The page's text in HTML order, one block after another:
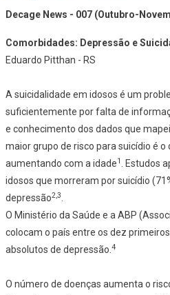
Decage News - 007 (Outubro-
Comorbidades: Depressão e
Eduardo Pitthan - RS
A suicidalidade em idosos é um
suficientemente por falta de
e conhecimento dos dados que
maior grupo de risco para suicídio é o
aumentando com a idade1
. Estudos
idosos que morreram por suicídio
depressão2,3
O Ministério da Saúde e a ABP
colocam o país entre os dez
absolutos de depressão. 4
O número de doenças aumenta o